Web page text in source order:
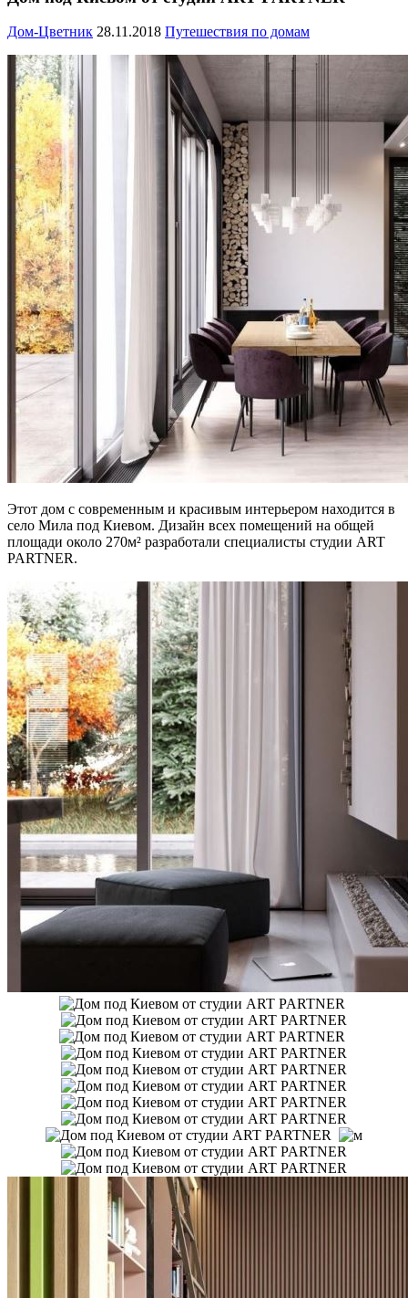
Дом-Цветник 28.11.2018 Путешествия по домам
Этот дом с современным и красивым интерьером находится в
село Мила под Киевом. Дизайн всех помещений на общей
площади около 270м² разработали специалисты студии ART
PARTNER.